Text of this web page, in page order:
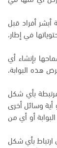
أفراد قبل
في إطار،
بإنشاء أي
هذه البوابة،
بأي شكل
أية وسائل أخرى
أو أي من
بأي شكل